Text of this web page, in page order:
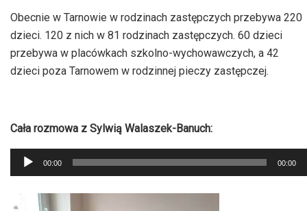
Obecnie w Tarnowie w rodzinach zastępczych przebywa 220
dzieci. 120 z nich w 81 rodzinach zastępczych. 60 dzieci
przebywa w placówkach szkolno-wychowawczych, a 42
dzieci poza Tarnowem w rodzinnej pieczy zastępczej.
Cała rozmowa z Sylwią Walaszek-Banuch:
Odtwarzacz
plików
dźwiękowych
00:00 00:00